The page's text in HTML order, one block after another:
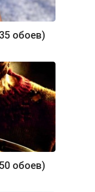
обоев)
обоев)